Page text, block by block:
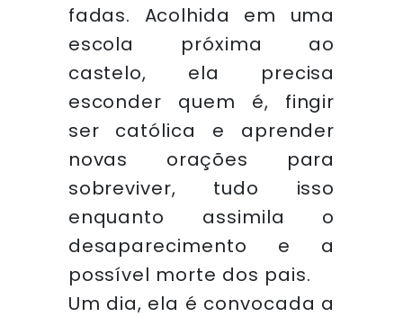
fadas. Acolhida em uma
escola próxima ao
castelo, ela precisa
esconder quem é, fingir
ser católica e aprender
novas orações para
sobreviver, tudo isso
enquanto assimila o
desaparecimento e a
possível morte dos pais.
Um dia, ela é convocada a